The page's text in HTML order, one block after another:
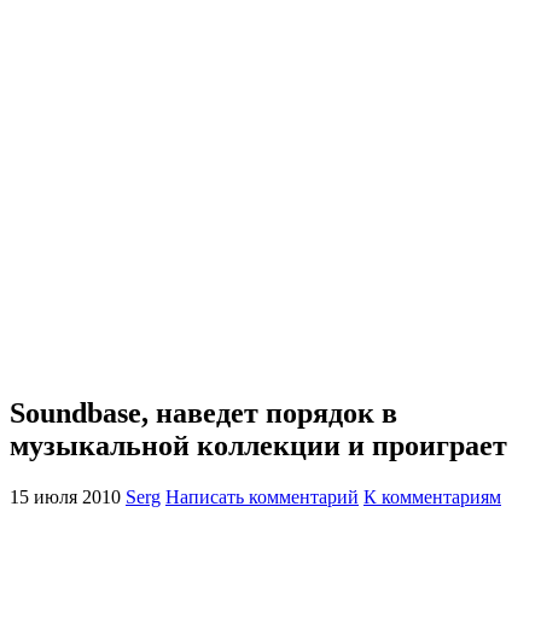
Soundbase, наведет порядок в
музыкальной коллекции и проиграет
15 июля 2010 Serg Написать комментарий К комментариям